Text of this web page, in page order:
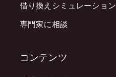
借り換えシミュレーション
専門家に相談
コンテンツ